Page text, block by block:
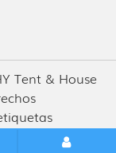
Tent & House